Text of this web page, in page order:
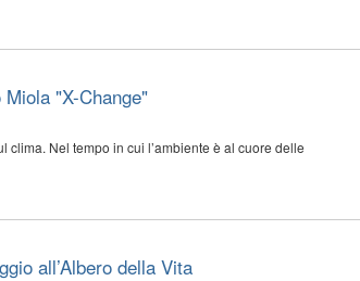
"X-Change"
Nel tempo in cui l’ambiente è al cuore delle
all’Albero della Vita